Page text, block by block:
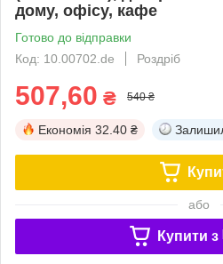
дому, офісу, кафе
Готово до відправки
Код: 10.00702.de
Роздріб
507,60 ₴ 540 ₴
Економія 32.40 ₴
або
Купити з